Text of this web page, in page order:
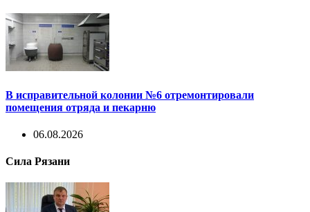
В исправительной колонии №6 отремонтировали
помещения отряда и пекарню
06.08.2026
Сила Рязани